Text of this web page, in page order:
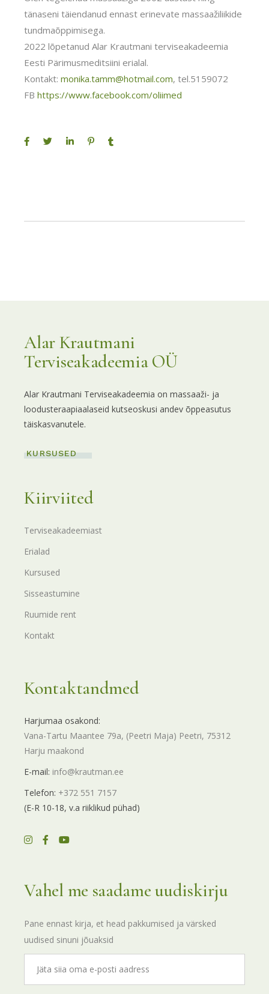
tänaseni täiendanud ennast erinevate massaažiliikide
tundmaõppimisega.
2022 lõpetanud Alar Krautmani terviseakadeemia
Eesti Pärimusmeditsiini erialal.
Kontakt:monika.tamm@hotmail.com, tel.5159072
FBhttps://www.facebook.com/oliimed
Alar Krautmani
Terviseakadeemia OÜ
Alar Krautmani Terviseakadeemia on massaaži- ja
loodusteraapiaalaseid kutseoskusi andev õppeasutus
täiskasvanutele.
KURSUSED
Kiirviited
Terviseakadeemiast
Erialad
Kursused
Sisseastumine
Ruumide rent
Kontakt
Kontaktandmed
Harjumaa osakond:
Vana-Tartu Maantee 79a, (Peetri Maja) Peetri, 75312
Harju maakond
E-mail: info@krautman.ee
Telefon: +372 551 7157
(E-R 10-18, v.a riiklikud pühad)
Vahel me saadame uudiskirju
Pane ennast kirja, et head pakkumised ja värsked
uudised sinuni jõuaksid